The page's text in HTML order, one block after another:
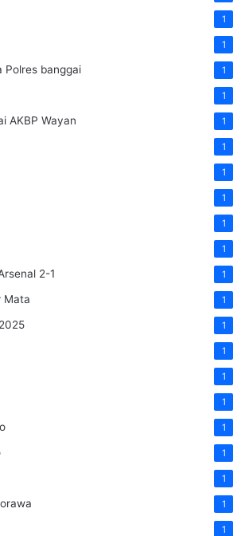
1
1
Polres banggai 1
1
AKBP Wayan 1
1
1
1
1
1
2-1 1
Mata 1
1
1
1
1
1
1
1
1
1